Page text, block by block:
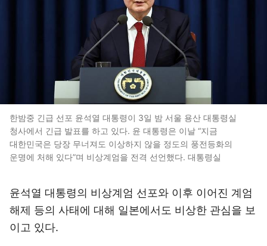
한밤중 긴급 선포 윤석열 대통령이 3일 밤 서울 용산 대통령실
청사에서 긴급 발표를 하고 있다. 윤 대통령은 이날 “지금
대한민국은 당장 무너져도 이상하지 않을 정도의 풍전등화의
운명에 처해 있다”며 비상계엄을 전격 선언했다. 대통령실
윤석열 대통령의 비상계엄 선포와 이후 이어진 계엄
해제 등의 사태에 대해 일본에서도 비상한 관심을 보
이고 있다.